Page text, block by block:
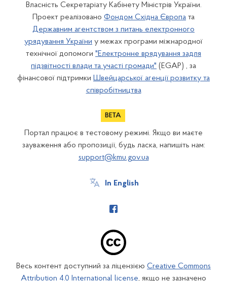
Власність Секретаріату Кабінету Міністрів України.
Проект реалізовано Фондом Східна Європа та
Державним агентством з питань електронного
урядування України у межах програми міжнародної
технічної допомоги "Електронне врядування задля
підзвітності влади та участі громади" (EGAP) , за
фінансової підтримки Швейцарської агенції розвитку та
співробітництва
Портал працює в тестовому режимі. Якщо ви маєте
зауваження або пропозиції, будь ласка, напишіть нам:
support@kmu.gov.ua
In English
Весь контент доступний за ліцензією Creative Commons
Attribution 4.0 International license, якщо не зазначено